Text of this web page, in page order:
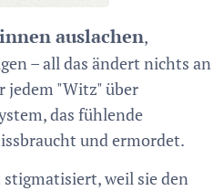
auslachen,
– all das ändert nichts an
jedem "Witz" über
das fühlende
und ermordet.
weil sie den